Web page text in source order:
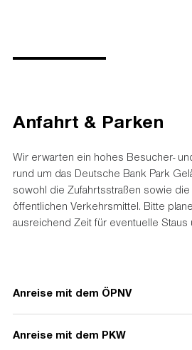
18:00 Uhr Anstoß
13:00 Uhr Öffnung Parkplatz
Anfahrt & Parken
Wir erwarten ein hohes Besucher-
rund um das Deutsche Bank Park
sowohl die Zufahrtsstraßen sowie
öffentlichen Verkehrsmittel. Bitte
ausreichend Zeit für eventuelle Staus
Anreise mit dem ÖPNV
Zug- und Straßenbahn-Angebot geben
Anreise mit dem PKW